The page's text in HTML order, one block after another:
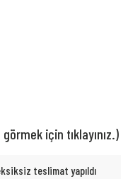
görmek için tıklayınız.)
teslimat yapıldı